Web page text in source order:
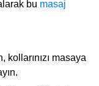
bu masaj
masaya